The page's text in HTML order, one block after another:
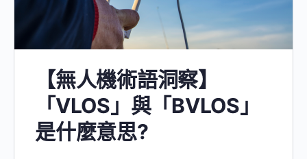
【無人機術語洞察】
「VLOS」與「BVLOS」
是什麼意思?